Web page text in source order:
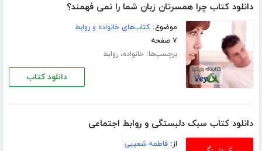
دانلود کتاب چرا همسرتان زبان شما را نمی فهمند؟
موضوع:کتاب‌های خانواده و روابط
۷ صفحه
برچسب‌ها: خانواده،روابط
دانلود کتاب
دانلود کتاب سبک دلبستگی و روابط اجتماعی
از:فاطمه شعیبی